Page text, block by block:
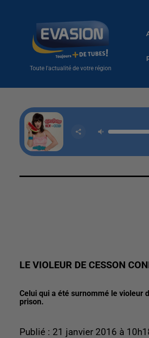
Toute l'actualité de votre région
LE VIOLEUR DE CESSON
Celui qui a été surnommé le violeur
prison.
Publié : 21 janvier 2016 à